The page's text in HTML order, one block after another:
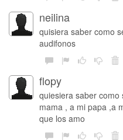
neilina
quisiera saber como
audifonos
flopy
quiesiera saber
mama , a mi papa ,a
que los amo